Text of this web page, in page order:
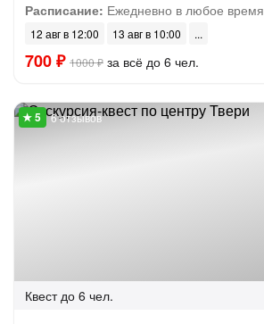
Расписание: Ежедневно в любое время
12 авг в 12:00 13 авг в 10:00
700 ₽ 1000 ₽ за всё до 6 чел.
6 отзывов
Квест до 6 чел.